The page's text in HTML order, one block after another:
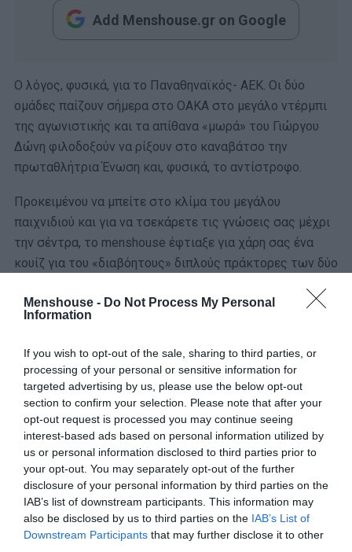
Menshouse - Do Not Process My Personal
Information
If you wish to opt-out of the sale, sharing to third parties, or
processing of your personal or sensitive information for
targeted advertising by us, please use the below opt-out
section to confirm your selection. Please note that after your
opt-out request is processed you may continue seeing
interest-based ads based on personal information utilized by
us or personal information disclosed to third parties prior to
your opt-out. You may separately opt-out of the further
disclosure of your personal information by third parties on the
IAB’s list of downstream participants. This information may
also be disclosed by us to third parties on the IAB’s List of
Downstream Participants that may further disclose it to other
Add Menshouse.gr on Google
Ο λόγος, φυσικά, για το Παναθηναϊκός- ΑΕΚ. Οι δύο
ομάδες παίζουν σήμερα στο ΟΑΚΑ στο μεγάλο ντέρμπι
της αγωνιστικής και τα απίθανα «μωρά» του Γιώργου
Δώνη φιλοδοξούν να ρίξουν στο καναβάτσο την
πρωταθλήτρια Ένωση και, φυσικά, το αντίστροφο.
Προκειμένου να μπείτε στο κλίμα του μεγάλου
παιχνιδιού και για να τσεκάρετε τις γνώσεις σας μέχρι
την σέντρα, το menshouse έφτιαξε για χάρη σας ένα
κουίζ για του «διαβόητους» διπλούς πράκτορες των δύο
αγωνίστηκε και στους δύο συλλόγους και έχετε
μπροστά σας 4 λεπτά προκειμένου να βρείτε και τους
10.
Το ‘χετε;
ΜΠΑΛΑ
Η αλήθεια για τον Ετιέν Καμαρά